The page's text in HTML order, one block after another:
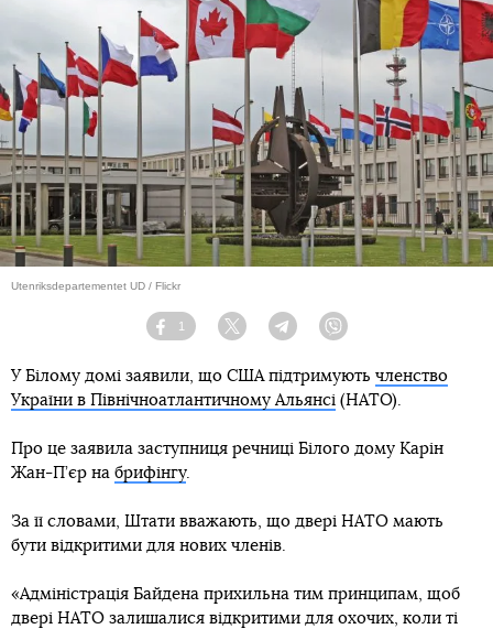
Utenriksdepartementet UD / Flickr
Facebook
1
Twitter TelegramViber
У Білому домі заявили, що США підтримують членство
України в Північноатлантичному Альянсі (НАТО).
Про це заявила заступниця речниці Білого дому Карін
Жан-П’єр на брифінгу.
За її словами, Штати вважають, що двері НАТО мають
бути відкритими для нових членів.
«Адміністрація Байдена прихильна тим принципам, щоб
двері НАТО залишалися відкритими для охочих, коли ті